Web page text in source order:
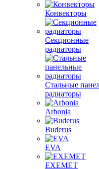
Конвекторы
Секционные
радиаторы
Стальные
радиаторы
Arbonia
Buderus
EVA
EXEMET